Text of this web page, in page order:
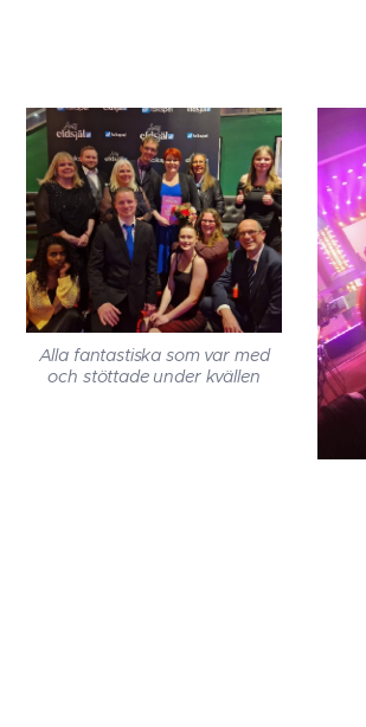
Alla fantastiska som var med
och stöttade under kvällen